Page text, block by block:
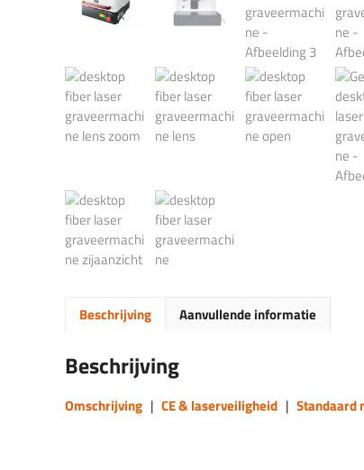
Beschrijving Aanvullende informatie
Beschrijving
Omschrijving | CE & laserveiligheid | Standaard